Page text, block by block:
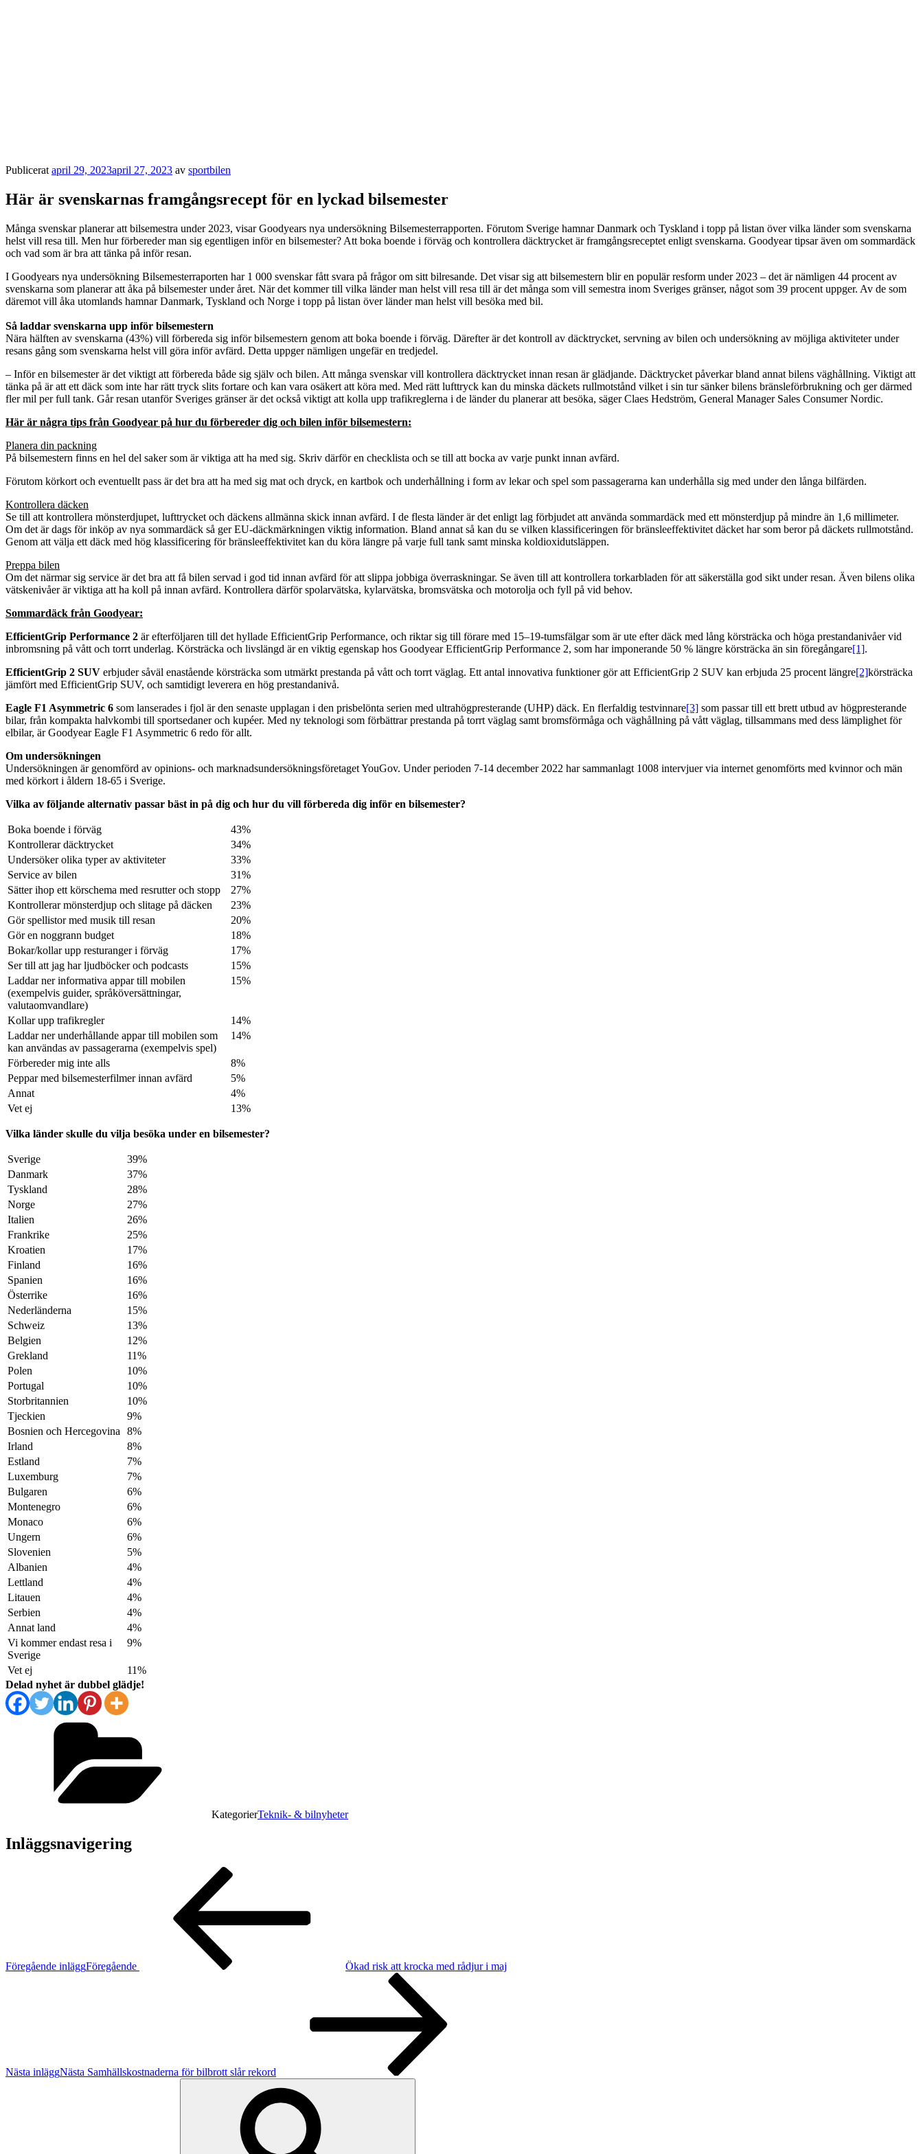
Publicerat april 29, 2023april 27, 2023 av sportbilen
Här är svenskarnas framgångsrecept för en lyckad bilsemester
Många svenskar planerar att bilsemestra under 2023, visar Goodyears nya undersökning Bilsemesterrapporten. Förutom Sverige hamnar Danmark och Tyskland i topp på listan över vilka länder som svenskarna
helst vill resa till. Men hur förbereder man sig egentligen inför en bilsemester? Att boka boende i förväg och kontrollera däcktrycket är framgångsreceptet enligt svenskarna. Goodyear tipsar även om sommardäck
och vad som är bra att tänka på inför resan.
I Goodyears nya undersökning Bilsemesterraporten har 1 000 svenskar fått svara på frågor om sitt bilresande. Det visar sig att bilsemestern blir en populär resform under 2023 – det är nämligen 44 procent av
svenskarna som planerar att åka på bilsemester under året. När det kommer till vilka länder man helst vill resa till är det många som vill semestra inom Sveriges gränser, något som 39 procent uppger. Av de som
däremot vill åka utomlands hamnar Danmark, Tyskland och Norge i topp på listan över länder man helst vill besöka med bil.
Så laddar svenskarna upp inför bilsemestern
Nära hälften av svenskarna (43%) vill förbereda sig inför bilsemestern genom att boka boende i förväg. Därefter är det kontroll av däcktrycket, servning av bilen och undersökning av möjliga aktiviteter under
resans gång som svenskarna helst vill göra inför avfärd. Detta uppger nämligen ungefär en tredjedel.
– Inför en bilsemester är det viktigt att förbereda både sig själv och bilen. Att många svenskar vill kontrollera däcktrycket innan resan är glädjande. Däcktrycket påverkar bland annat bilens väghållning. Viktigt att
tänka på är att ett däck som inte har rätt tryck slits fortare och kan vara osäkert att köra med. Med rätt lufttryck kan du minska däckets rullmotstånd vilket i sin tur sänker bilens bränsleförbrukning och ger därmed
fler mil per full tank. Går resan utanför Sveriges gränser är det också viktigt att kolla upp trafikreglerna i de länder du planerar att besöka, säger Claes Hedström, General Manager Sales Consumer Nordic.
Här är några tips från Goodyear på hur du förbereder dig och bilen inför bilsemestern:
Planera din packning
På bilsemestern finns en hel del saker som är viktiga att ha med sig. Skriv därför en checklista och se till att bocka av varje punkt innan avfärd.
Förutom körkort och eventuellt pass är det bra att ha med sig mat och dryck, en kartbok och underhållning i form av lekar och spel som passagerarna kan underhålla sig med under den långa bilfärden.
Kontrollera däcken
Se till att kontrollera mönsterdjupet, lufttrycket och däckens allmänna skick innan avfärd. I de flesta länder är det enligt lag förbjudet att använda sommardäck med ett mönsterdjup på mindre än 1,6 millimeter.
Om det är dags för inköp av nya sommardäck så ger EU-däckmärkningen viktig information. Bland annat så kan du se vilken klassificeringen för bränsleeffektivitet däcket har som beror på däckets rullmotstånd.
Genom att välja ett däck med hög klassificering för bränsleeffektivitet kan du köra längre på varje full tank samt minska koldioxidutsläppen.
Preppa bilen
Om det närmar sig service är det bra att få bilen servad i god tid innan avfärd för att slippa jobbiga överraskningar. Se även till att kontrollera torkarbladen för att säkerställa god sikt under resan. Även bilens olika
vätskenivåer är viktiga att ha koll på innan avfärd. Kontrollera därför spolarvätska, kylarvätska, bromsvätska och motorolja och fyll på vid behov.
Sommardäck från Goodyear:
EfficientGrip Performance 2 är efterföljaren till det hyllade EfficientGrip Performance, och riktar sig till förare med 15–19-tumsfälgar som är ute efter däck med lång körsträcka och höga prestandanivåer vid
inbromsning på vått och torrt underlag. Körsträcka och livslängd är en viktig egenskap hos Goodyear EfficientGrip Performance 2, som har imponerande 50 % längre körsträcka än sin föregångare[1].
EfficientGrip 2 SUV erbjuder såväl enastående körsträcka som utmärkt prestanda på vått och torrt väglag. Ett antal innovativa funktioner gör att EfficientGrip 2 SUV kan erbjuda 25 procent längre[2]körsträcka
jämfört med EfficientGrip SUV, och samtidigt leverera en hög prestandanivå.
Eagle F1 Asymmetric 6 som lanserades i fjol är den senaste upplagan i den prisbelönta serien med ultrahögpresterande (UHP) däck. En flerfaldig testvinnare[3] som passar till ett brett utbud av högpresterande
bilar, från kompakta halvkombi till sportsedaner och kupéer. Med ny teknologi som förbättrar prestanda på torrt väglag samt bromsförmåga och väghållning på vått väglag, tillsammans med dess lämplighet för
elbilar, är Goodyear Eagle F1 Asymmetric 6 redo för allt.
Om undersökningen
Undersökningen är genomförd av opinions- och marknadsundersökningsföretaget YouGov. Under perioden 7-14 december 2022 har sammanlagt 1008 intervjuer via internet genomförts med kvinnor och män
med körkort i åldern 18-65 i Sverige.
Vilka av följande alternativ passar bäst in på dig och hur du vill förbereda dig inför en bilsemester?
Boka boende i förväg
43%
Kontrollerar däcktrycket
34%
Undersöker olika typer av aktiviteter
33%
Service av bilen
31%
Sätter ihop ett körschema med resrutter och stopp
27%
Kontrollerar mönsterdjup och slitage på däcken
23%
Gör spellistor med musik till resan
20%
Gör en noggrann budget
18%
Bokar/kollar upp resturanger i förväg
17%
Ser till att jag har ljudböcker och podcasts
15%
Laddar ner informativa appar till mobilen
(exempelvis guider, språköversättningar,
valutaomvandlare)
15%
Kollar upp trafikregler
14%
Laddar ner underhållande appar till mobilen som
kan användas av passagerarna (exempelvis spel)
14%
Förbereder mig inte alls
8%
Peppar med bilsemesterfilmer innan avfärd
5%
Annat
4%
Vet ej
13%
Vilka länder skulle du vilja besöka under en bilsemester?
Sverige
39%
Danmark
37%
Tyskland
28%
Norge
27%
Italien
26%
Frankrike
25%
Kroatien
17%
Finland
16%
Spanien
16%
Österrike
16%
Nederländerna
15%
Schweiz
13%
Belgien
12%
Grekland
11%
Polen
10%
Portugal
10%
Storbritannien
10%
Tjeckien
9%
Bosnien och Hercegovina
8%
Irland
8%
Estland
7%
Luxemburg
7%
Bulgaren
6%
Montenegro
6%
Monaco
6%
Ungern
6%
Slovenien
5%
Albanien
4%
Lettland
4%
Litauen
4%
Serbien
4%
Annat land
4%
Vi kommer endast resa i
Sverige
9%
Vet ej
11%
Delad nyhet är dubbel glädje!
KategorierTeknik- & bilnyheter
Inläggsnavigering
Föregående inläggFöregående Ökad risk att krocka med rådjur i maj
Nästa inläggNästa Samhällskostnaderna för bilbrott slår rekord